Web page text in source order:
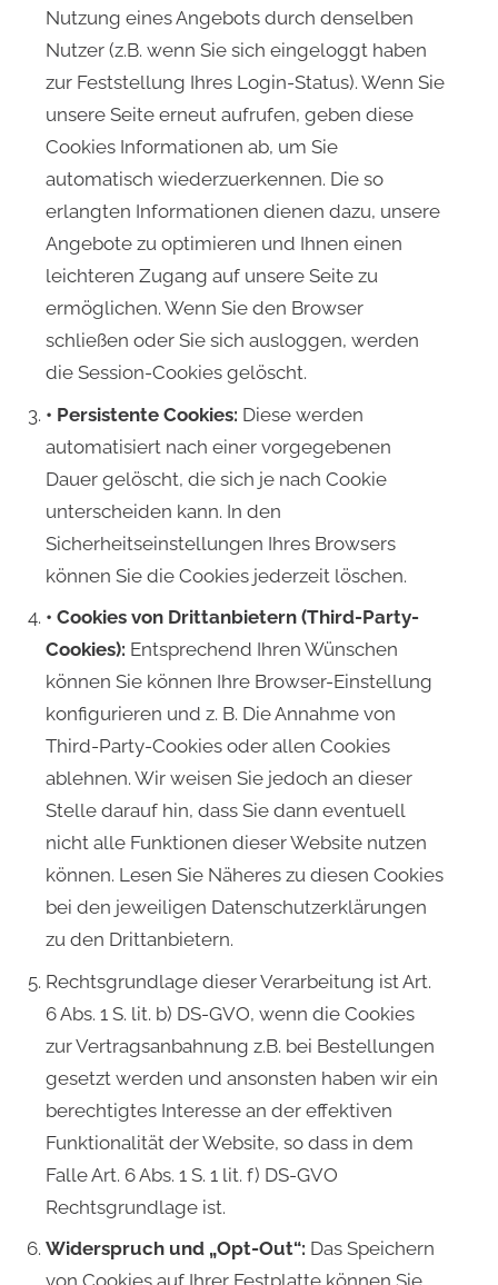
Nutzung eines Angebots durch denselben
Nutzer (z.B. wenn Sie sich eingeloggt haben
zur Feststellung Ihres Login-Status). Wenn Sie
unsere Seite erneut aufrufen, geben diese
Cookies Informationen ab, um Sie
automatisch wiederzuerkennen. Die so
erlangten Informationen dienen dazu, unsere
Angebote zu optimieren und Ihnen einen
leichteren Zugang auf unsere Seite zu
ermöglichen. Wenn Sie den Browser
schließen oder Sie sich ausloggen, werden
die Session-Cookies gelöscht.
• Persistente Cookies: Diese werden
automatisiert nach einer vorgegebenen
Dauer gelöscht, die sich je nach Cookie
unterscheiden kann. In den
Sicherheitseinstellungen Ihres Browsers
können Sie die Cookies jederzeit löschen.
• Cookies von Drittanbietern (Third-Party-
Cookies): Entsprechend Ihren Wünschen
können Sie können Ihre Browser-Einstellung
konfigurieren und z. B. Die Annahme von
Third-Party-Cookies oder allen Cookies
ablehnen. Wir weisen Sie jedoch an dieser
Stelle darauf hin, dass Sie dann eventuell
nicht alle Funktionen dieser Website nutzen
können. Lesen Sie Näheres zu diesen Cookies
bei den jeweiligen Datenschutzerklärungen
zu den Drittanbietern.
Rechtsgrundlage dieser Verarbeitung ist Art.
6 Abs. 1 S. lit. b) DS-GVO, wenn die Cookies
zur Vertragsanbahnung z.B. bei Bestellungen
gesetzt werden und ansonsten haben wir ein
berechtigtes Interesse an der effektiven
Funktionalität der Website, so dass in dem
Falle Art. 6 Abs. 1 S. 1 lit. f) DS-GVO
Rechtsgrundlage ist.
Widerspruch und „Opt-Out“: Das Speichern
von Cookies auf Ihrer Festplatte können Sie